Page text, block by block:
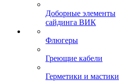
Доборные элементы
сайдинга ВИК
Флюгеры
Греющие кабели
Герметики и мастики